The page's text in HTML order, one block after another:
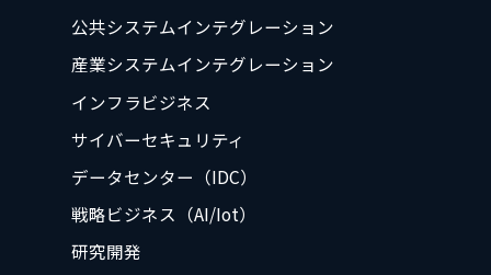
公共システムインテグレーション
産業システムインテグレーション
インフラビジネス
サイバーセキュリティ
データセンター（IDC）
戦略ビジネス（AI/Iot）
研究開発